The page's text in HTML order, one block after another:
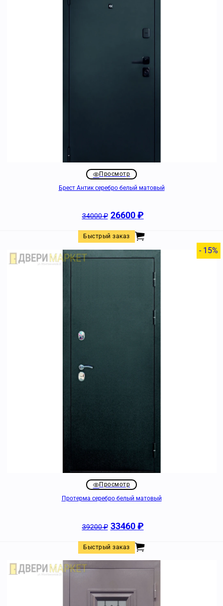
Просмотр
Брест Антик серебро белый матовый
34000₽ 26600₽
Быстрый заказ
- 15%
Просмотр
Протерма серебро белый матовый
39200₽ 33460₽
Быстрый заказ